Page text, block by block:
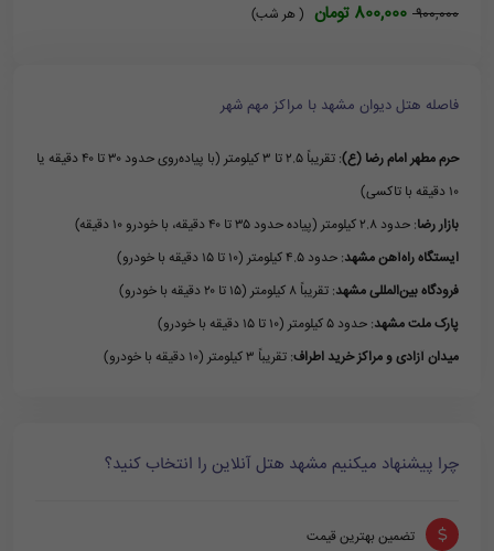
900,000 800,000 تومان ( هر شب)
فاصله هتل دیوان مشهد با مراکز مهم شهر
حرم مطهر امام رضا (ع)
: تقریباً ۲.۵ تا ۳ کیلومتر (با پیاده‌روی حدود ۳۰ تا ۴۰ دقیقه یا
۱۰ دقیقه با تاکسی)
بازار رضا: حدود ۲.۸ کیلومتر (پیاده حدود ۳۵ تا ۴۰ دقیقه، با خودرو ۱۰ دقیقه)
ایستگاه راه‌آهن مشهد: حدود ۴.۵ کیلومتر (۱۰ تا ۱۵ دقیقه با خودرو)
فرودگاه بین‌المللی مشهد: تقریباً ۸ کیلومتر (۱۵ تا ۲۰ دقیقه با خودرو)
پارک ملت مشهد: حدود ۵ کیلومتر (۱۰ تا ۱۵ دقیقه با خودرو)
میدان آزادی و مراکز خرید اطراف: تقریباً ۳ کیلومتر (۱۰ دقیقه با خودرو)
چرا پیشنهاد میکنیم مشهد هتل آنلاین را انتخاب کنید؟
تضمین بهترین قیمت